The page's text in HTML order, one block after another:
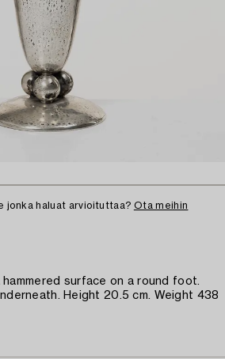
jonka haluat arvioituttaa? Ota meihin
hammered surface on a round foot.
Height 20.5 cm. Weight 438